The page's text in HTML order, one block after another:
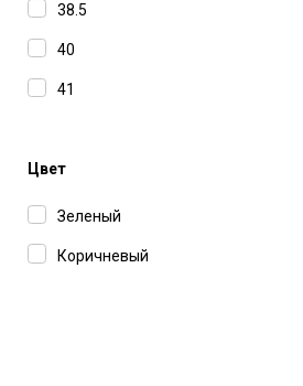
38.5
40
41
Цвет
Зеленый
Коричневый